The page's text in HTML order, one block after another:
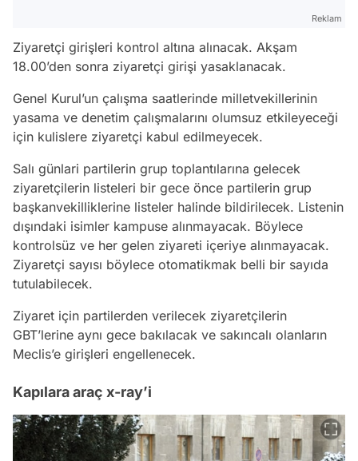
Reklam
Ziyaretçi girişleri kontrol altına alınacak. Akşam
18.00’den sonra ziyaretçi girişi yasaklanacak.
Genel Kurul’un çalışma saatlerinde milletvekillerinin
yasama ve denetim çalışmalarını olumsuz etkileyeceği
için kulislere ziyaretçi kabul edilmeyecek.
Salı günlari partilerin grup toplantılarına gelecek
ziyaretçilerin listeleri bir gece önce partilerin grup
başkanvekilliklerine listeler halinde bildirilecek. Listenin
dışındaki isimler kampuse alınmayacak. Böylece
kontrolsüz ve her gelen ziyareti içeriye alınmayacak.
Ziyaretçi sayısı böylece otomatikmak belli bir sayıda
tutulabilecek.
Ziyaret için partilerden verilecek ziyaretçilerin
GBT’lerine aynı gece bakılacak ve sakıncalı olanların
Meclis’e girişleri engellenecek.
Kapılara araç x-ray’i